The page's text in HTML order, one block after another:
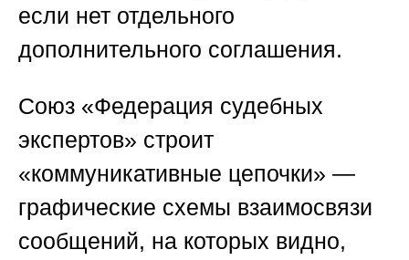
если нет отдельного
дополнительного соглашения.
Союз «Федерация судебных
экспертов» строит
«коммуникативные цепочки» —
графические схемы взаимосвязи
сообщений, на которых видно,